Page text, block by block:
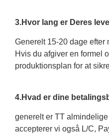
3.Hvor lang er Deres
Generelt 15-20 dage efter
Hvis du afgiver en formel
produktionsplan for at
4.Hvad er dine
generelt er TT
accepterer vi også L/C,